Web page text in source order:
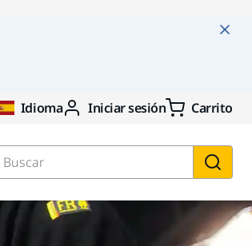
Idioma Iniciar sesión Carrito
Buscar